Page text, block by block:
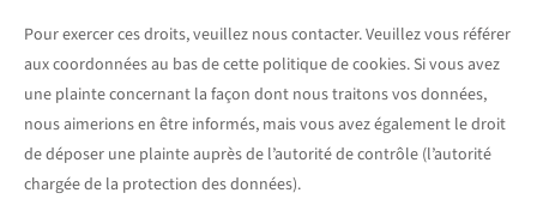
Pour exercer ces droits, veuillez nous contacter. Veuillez vous référer
aux coordonnées au bas de cette politique de cookies. Si vous avez
une plainte concernant la façon dont nous traitons vos données,
nous aimerions en être informés, mais vous avez également le droit
de déposer une plainte auprès de l’autorité de contrôle (l’autorité
chargée de la protection des données).